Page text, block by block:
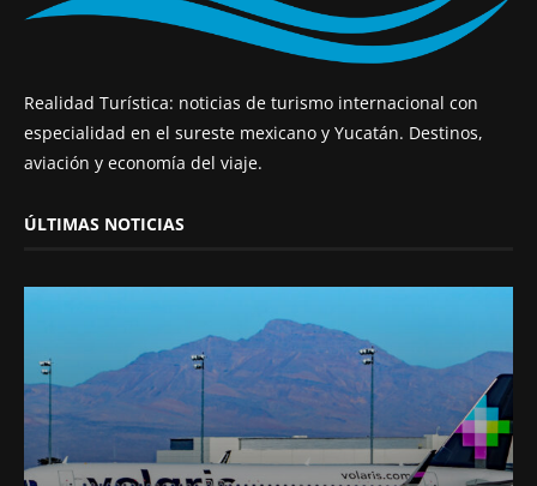
Realidad Turística: noticias de turismo internacional con
especialidad en el sureste mexicano y Yucatán. Destinos,
aviación y economía del viaje.
ÚLTIMAS NOTICIAS